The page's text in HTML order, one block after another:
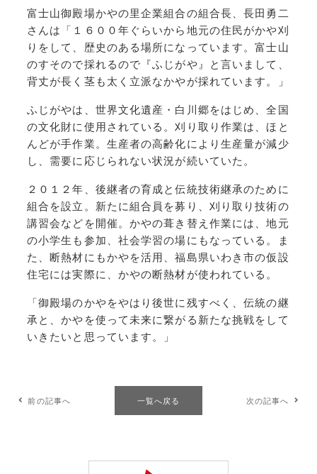
富士山御殿場かやの里企業組合の組合長、長田勇二
さんは「１６００年ぐらいから地元の住民がかや刈
りをして、歴史のある場所になっています。富士山
のすそので採れるので『ふじがや』と言いまして、
背丈が長く茎も太く立派なかやが採れています。」
ふじがやは、世界文化遺産・白川郷をはじめ、全国
の文化財に使用されている。刈り取り作業は、ほと
んどが手作業。生産者の高齢化により生産量が減少
し、需要に応じられない状況が続いていた。
２０１２年、後継者の育成と伝統技術継承のために
組合を設立。新たに組合員を募り、刈り取り技術の
講習会などを開催。かやの葺き替え作業には、地元
の小学生も参加、社会学習の場にもなっている。ま
た、断熱材にもかやを活用、福島県いわき市の仮設
住宅には実際に、かやの断熱材が使われている。
「御殿場のかやをやはり後世に残すべく、伝統の継
承と、かやを使って未来に繋がる新たな挑戦をして
いきたいと思っています。」
前の記事へ 一覧へ戻る 次の記事へ